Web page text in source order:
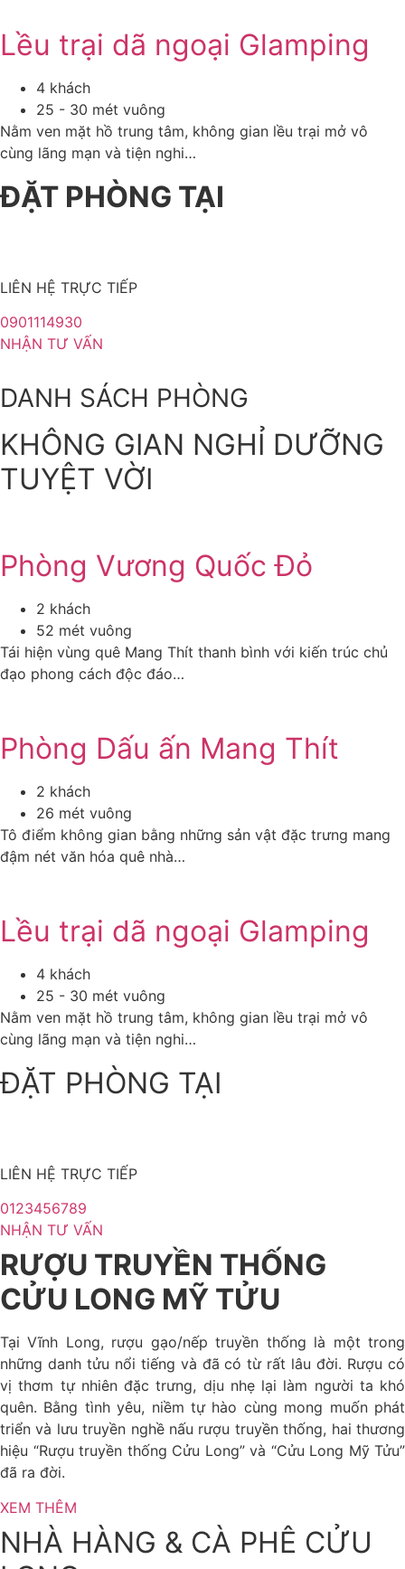
Lều trại dã ngoại Glamping
4 khách
25 - 30 mét vuông
Nằm ven mặt hồ trung tâm, không gian lều trại mở vô
cùng lãng mạn và tiện nghi…
ĐẶT PHÒNG TẠI
LIÊN HỆ TRỰC TIẾP
0901114930
NHẬN TƯ VẤN
DANH SÁCH PHÒNG
KHÔNG GIAN NGHỈ DƯỠNG
TUYỆT VỜI
Phòng Vương Quốc Đỏ
2 khách
52 mét vuông
Tái hiện vùng quê Mang Thít thanh bình với kiến trúc chủ
đạo phong cách độc đáo…
Phòng Dấu ấn Mang Thít
2 khách
26 mét vuông
Tô điểm không gian bằng những sản vật đặc trưng mang
đậm nét văn hóa quê nhà…
Lều trại dã ngoại Glamping
4 khách
25 - 30 mét vuông
Nằm ven mặt hồ trung tâm, không gian lều trại mở vô
cùng lãng mạn và tiện nghi…
ĐẶT PHÒNG TẠI
LIÊN HỆ TRỰC TIẾP
0123456789
NHẬN TƯ VẤN
RƯỢU TRUYỀN THỐNG
CỬU LONG MỸ TỬU
Tại Vĩnh Long, rượu gạo/nếp truyền thống là một trong
những danh tửu nổi tiếng và đã có từ rất lâu đời. Rượu có
vị thơm tự nhiên đặc trưng, dịu nhẹ lại làm người ta khó
quên. Bằng tình yêu, niềm tự hào cùng mong muốn phát
triển và lưu truyền nghề nấu rượu truyền thống, hai thương
hiệu “Rượu truyền thống Cửu Long” và “Cửu Long Mỹ Tửu”
đã ra đời.
XEM THÊM
NHÀ HÀNG & CÀ PHÊ CỬU